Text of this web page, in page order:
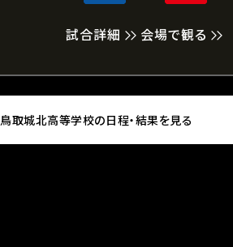
試合詳細 会場で観る
鳥取城北高等学校の日程・結果を見る